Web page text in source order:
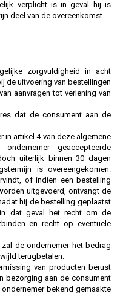
verplicht is in geval hij is
deel van de overeenkomst.
zorgvuldigheid in acht
de uitvoering van bestellingen
aanvragen tot verlening van
dat de consument aan de
in artikel 4 van deze algemene
geaccepteerde
uiterlijk binnen 30 dagen
is overeengekomen.
of indien een bestelling
uitgevoerd, ontvangt de
hij de bestelling geplaatst
dat geval het recht om de
en recht op eventuele
de ondernemer het bedrag
terugbetalen.
van producten berust
bezorging aan de consument
bekend gemaakte